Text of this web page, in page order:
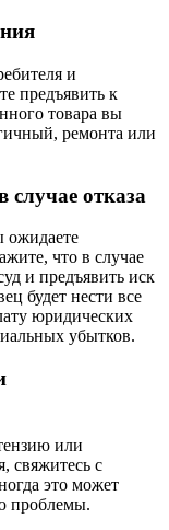
и
предъявить к
товара вы
ремонта или
случае отказа
ожидаете
что в случае
и предъявить иск
будет нести все
юридических
убытков.
или
свяжитесь с
это может
проблемы.